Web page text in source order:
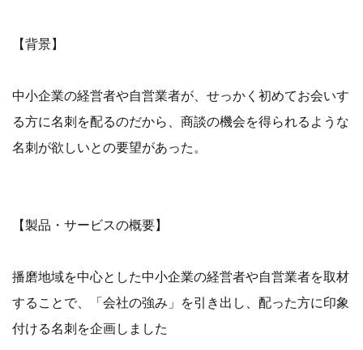
【背景】
中小企業の経営者や自営業者が、せっかく初めてお会いす
る方に名刺を配るのだから、商談の機会を得られるような
名刺が欲しいとの要望があった。
【製品・サービスの概要】
播磨地域を中心とした中小企業の経営者や自営業者を取材
することで、「会社の強み」を引き出し、配った方に印象
付ける名刺を企画しました